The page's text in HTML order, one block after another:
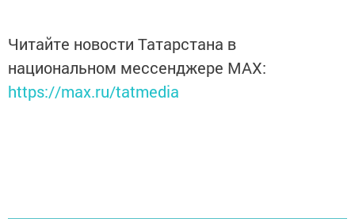
Читайте новости Татарстана в
национальном мессенджере MАХ:
https://max.ru/tatmedia